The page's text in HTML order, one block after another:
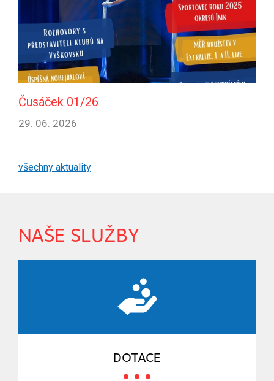
Čusáček 01/26
29. 06. 2026
všechny aktuality
NAŠE SLUŽBY
DOTACE